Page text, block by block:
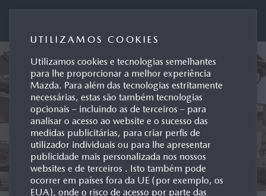
UTILIZAMOS COOKIES
Utilizamos cookies e tecnologias semelhantes
para lhe proporcionar a melhor experiência
Mazda. Para além das tecnologias estritamente
necessárias, estas são também tecnologias
opcionais – incluindo as de terceiros – para
analisar o acesso ao website e o sucesso das
medidas publicitárias, para criar perfis de
utilizador individuais ou para lhe apresentar
publicidade mais personalizada nos nossos
websites e de terceiros . Isto também pode
ocorrer em países fora da UE (por exemplo, os
EUA), onde o risco de acesso por parte das